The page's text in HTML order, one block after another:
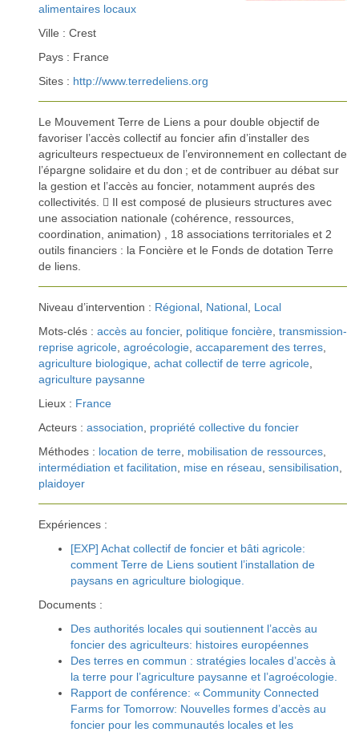
alimentaires locaux
Ville : Crest
Pays : France
Sites : http://www.terredeliens.org
Le Mouvement Terre de Liens a pour double objectif de
favoriser l’accès collectif au foncier afin d’installer des
agriculteurs respectueux de l’environnement en collectant de
l’épargne solidaire et du don ; et de contribuer au débat sur
la gestion et l’accès au foncier, notamment auprés des
collectivités.  Il est composé de plusieurs structures avec
une association nationale (cohérence, ressources,
coordination, animation) , 18 associations territoriales et 2
outils financiers : la Foncière et le Fonds de dotation Terre
de liens.
Niveau d’intervention : Régional National Local
Mots-clés : accès au foncier, politique foncière transmission-
reprise agricole agroécologie accaparement des terres
agriculture biologique achat collectif de terre agricole
agriculture paysanne
Lieux : France
Acteurs : association
propriété collective du foncier
Méthodes : location de terre mobilisation de ressources
intermédiation et facilitation
mise en réseau sensibilisation
plaidoyer
Expériences :
[EXP] Achat collectif de foncier et bâti agricole:
comment Terre de Liens soutient l’installation de
paysans en agriculture biologique.
Documents :
Des authorités locales qui soutiennent l’accès au
foncier des agriculteurs: histoires européennes
Des terres en commun : stratégies locales d’accès à
la terre pour l’agriculture paysanne et l’agroécologie.
Rapport de conférence: « Community Connected
Farms for Tomorrow: Nouvelles formes d’accès au
foncier pour les communautés locales et les